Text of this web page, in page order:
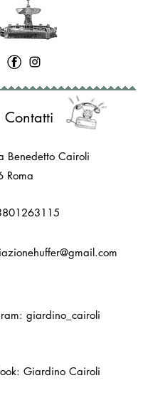
Contatti
Benedetto Cairoli
Roma
giardino_cairoli
Giardino Cairoli